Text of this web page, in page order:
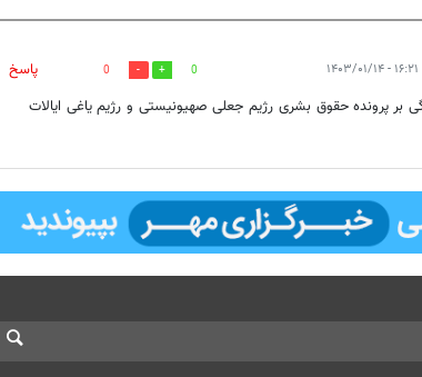
۱۶:۲۱ - ۱۴۰۳/۰۱/۱۴ 0
0
پاسخ
لکه ننگی بر پرونده حقوق بشری رژیم جعلی صهیونیستی و رژیم یاغی ایالات